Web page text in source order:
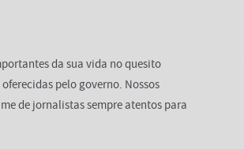
da sua vida no quesito
pelo governo. Nossos
de jornalistas sempre atentos para